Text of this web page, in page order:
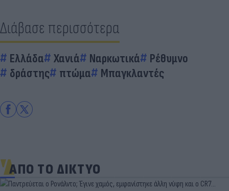
Διάβασε περισσότερα
Ελλάδα Χανιά Ναρκωτικά
Ρέθυμνο
δράστης
πτώμα Μπαγκλαντές
ΑΠΟ ΤΟ ΔΙΚΤΥΟ